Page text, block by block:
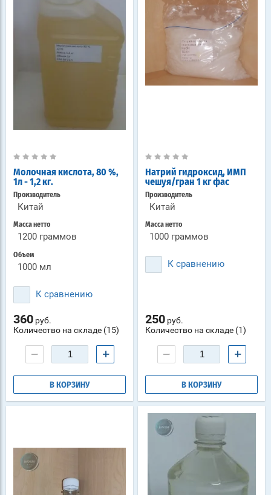
Молочная кислота, 80 %,
1л - 1,2 кг.
Производитель
Китай
Масса нетто
1200 граммов
Объем
1000 мл
К сравнению
360 руб.
Количество на складе (15)
− +
В КОРЗИНУ
Натрий гидроксид, ИМП
чешуя/гран 1 кг фас
Производитель
Китай
Масса нетто
1000 граммов
К сравнению
250 руб.
Количество на складе (1)
− +
В КОРЗИНУ